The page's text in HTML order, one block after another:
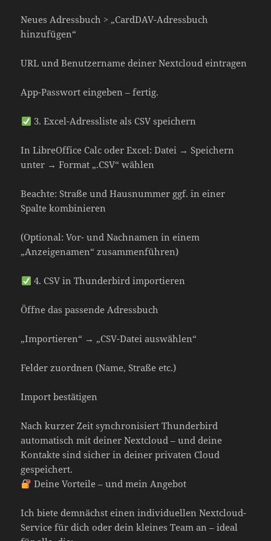
Neues Adressbuch > „CardDAV-Adressbuch
hinzufügen“
URL und Benutzername deiner Nextcloud eintragen
App-Passwort eingeben – fertig.
3. Excel-Adressliste als CSV speichern
In LibreOffice Calc oder Excel: Datei → Speichern
unter → Format „.CSV“ wählen
Beachte: Straße und Hausnummer ggf. in einer
Spalte kombinieren
(Optional: Vor- und Nachnamen in einem
„Anzeigenamen“ zusammenführen)
4. CSV in Thunderbird importieren
Öffne das passende Adressbuch
„Importieren“ → „CSV-Datei auswählen“
Felder zuordnen (Name, Straße etc.)
Import bestätigen
Nach kurzer Zeit synchronisiert Thunderbird
automatisch mit deiner Nextcloud – und deine
Kontakte sind sicher in deiner privaten Cloud
gespeichert.
Deine Vorteile – und mein Angebot
Ich biete demnächst einen individuellen Nextcloud-
Service für dich oder dein kleines Team an – ideal